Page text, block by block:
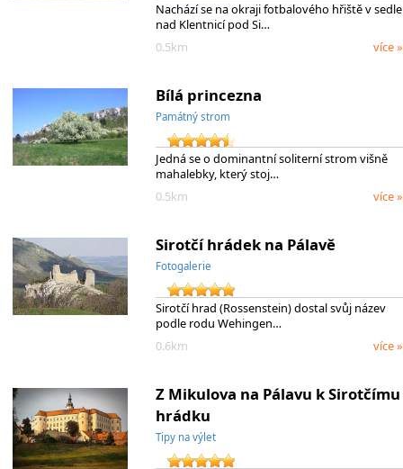
Nachází se na okraji fotbalového hřiště v sedle
nad Klentnicí pod Si…
0.5km
více »
Bílá princezna
Památný strom
Jedná se o dominantní soliterní strom višně
mahalebky, který stoj…
0.5km
více »
Sirotčí hrádek na Pálavě
Fotogalerie
Sirotčí hrad (Rossenstein) dostal svůj název
podle rodu Wehingen…
0.6km
více »
Z Mikulova na Pálavu k Sirotčímu
hrádku
Tipy na výlet